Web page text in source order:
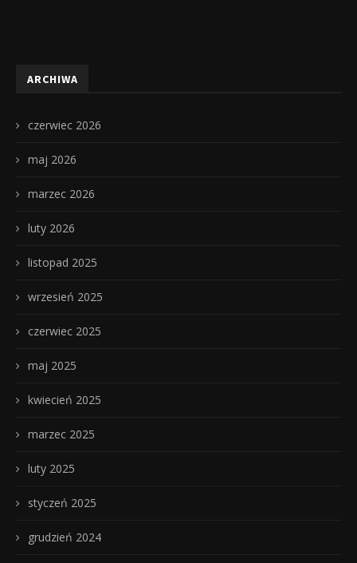
ARCHIWA
czerwiec 2026
maj 2026
marzec 2026
luty 2026
listopad 2025
wrzesień 2025
czerwiec 2025
maj 2025
kwiecień 2025
marzec 2025
luty 2025
styczeń 2025
grudzień 2024